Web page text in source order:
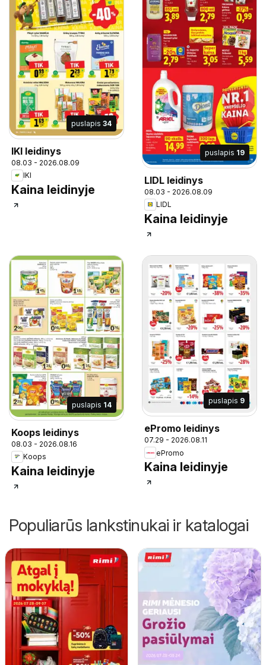
puslapis 34
IKI leidinys
08.03 - 2026.08.09
IKI
Kaina leidinyje
puslapis 19
LIDL leidinys
08.03 - 2026.08.09
LIDL
Kaina leidinyje
puslapis 14
Koops leidinys
08.03 - 2026.08.16
Koops
Kaina leidinyje
puslapis 9
ePromo leidinys
07.29 - 2026.08.11
ePromo
Kaina leidinyje
Populiarūs lankstinukai ir katalogai